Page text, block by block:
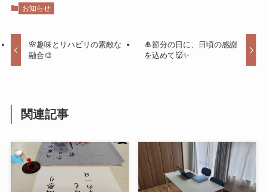
お知らせ
🌸趣味とリハビリの素敵な
融合🎨
🎍節分の日に、日頃の感謝
を込めて👹✨
関連記事